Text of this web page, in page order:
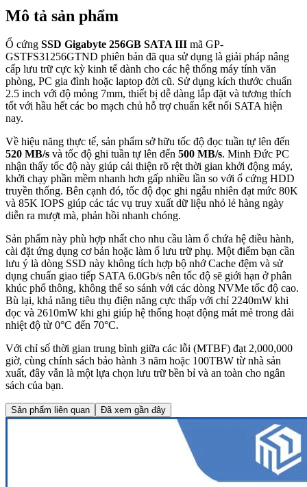
Mô tả sản phẩm
Ổ cứng SSD Gigabyte 256GB SATA III mã GP-
GSTFS31256GTND phiên bản đã qua sử dụng là giải pháp nâng
cấp lưu trữ cực kỳ kinh tế dành cho các hệ thống máy tính văn
phòng, PC gia đình hoặc laptop đời cũ. Sử dụng kích thước chuẩn
2.5 inch với độ mỏng 7mm, thiết bị dễ dàng lắp đặt và tương thích
tốt với hầu hết các bo mạch chủ hỗ trợ chuẩn kết nối SATA hiện
nay.
Về hiệu năng thực tế, sản phẩm sở hữu tốc độ đọc tuần tự lên đến
520 MB/s và tốc độ ghi tuần tự lên đến 500 MB/s. Minh Đức PC
nhận thấy tốc độ này giúp cải thiện rõ rệt thời gian khởi động máy,
khởi chạy phần mềm nhanh hơn gấp nhiều lần so với ổ cứng HDD
truyền thống. Bên cạnh đó, tốc độ đọc ghi ngẫu nhiên đạt mức 80K
và 85K IOPS giúp các tác vụ truy xuất dữ liệu nhỏ lẻ hàng ngày
diễn ra mượt mà, phản hồi nhanh chóng.
Sản phẩm này phù hợp nhất cho nhu cầu làm ổ chứa hệ điều hành,
cài đặt ứng dụng cơ bản hoặc làm ổ lưu trữ phụ. Một điểm bạn cần
lưu ý là dòng SSD này không tích hợp bộ nhớ Cache đệm và sử
dụng chuẩn giao tiếp SATA 6.0Gb/s nên tốc độ sẽ giới hạn ở phân
khúc phổ thông, không thể so sánh với các dòng NVMe tốc độ cao.
Bù lại, khả năng tiêu thụ điện năng cực thấp với chỉ 2240mW khi
đọc và 2610mW khi ghi giúp hệ thống hoạt động mát mẻ trong dải
nhiệt độ từ 0°C đến 70°C.
Với chỉ số thời gian trung bình giữa các lỗi (MTBF) đạt 2,000,000
giờ, cùng chính sách bảo hành 3 năm hoặc 100TBW từ nhà sản
xuất, đây vẫn là một lựa chọn lưu trữ bền bỉ và an toàn cho ngân
sách của bạn.
Sản phẩm liên quan Đã xem gần đây